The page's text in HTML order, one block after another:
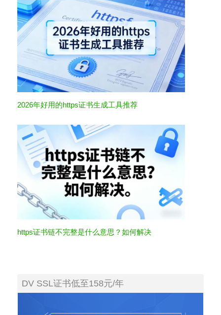
2026年好用的https证书生成工具推荐
https证书链不完整是什么意思？如何解决
DV SSL证书低至158元/年